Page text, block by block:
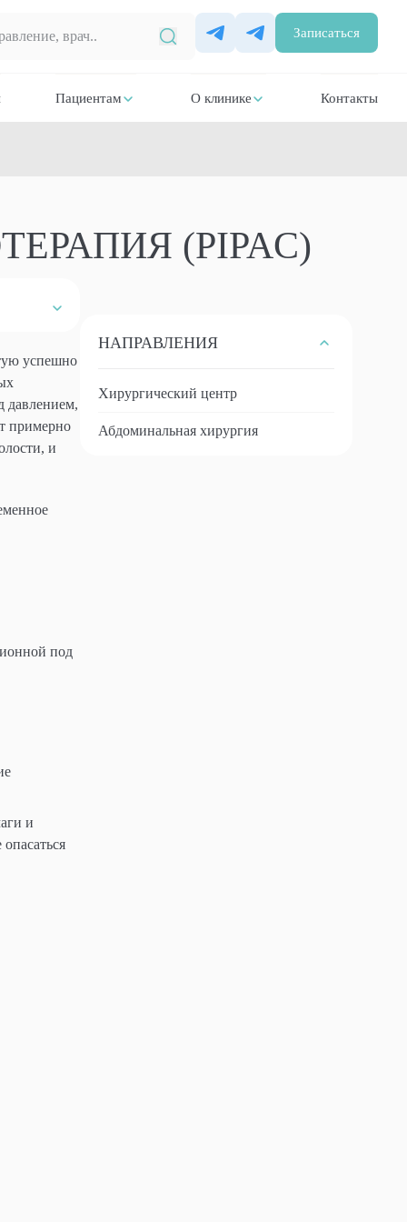
Записаться
Пациентам О клинике Контакты
(PIPAC)
успешно
давлением,
примерно
и
под
и
НАПРАВЛЕНИЯ
Хирургический центр
Абдоминальная хирургия